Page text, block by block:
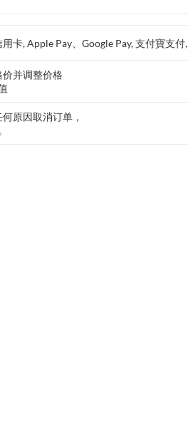
卡, Apple Pay、Google Pay, 支付寶支
并调整价格
原因取消订单，